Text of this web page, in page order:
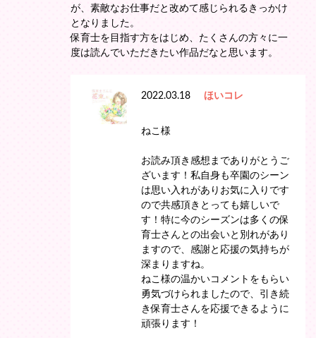
が、素敵なお仕事だと改めて感じられるきっかけ
となりました。
保育士を目指す方をはじめ、たくさんの方々に一
度は読んでいただきたい作品だなと思います。
2022.03.18 ほいコレ
ねこ様
お読み頂き感想までありがとうご
ざいます！私自身も卒園のシーン
は思い入れがありお気に入りです
ので共感頂きとっても嬉しいで
す！特に今のシーズンは多くの保
育士さんとの出会いと別れがあり
ますので、感謝と応援の気持ちが
深まりますね。
ねこ様の温かいコメントをもらい
勇気づけられましたので、引き続
き保育士さんを応援できるように
頑張ります！